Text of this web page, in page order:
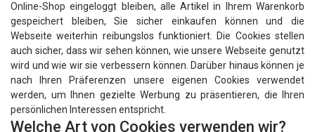
Online-Shop eingeloggt bleiben, alle Artikel in Ihrem Warenkorb
gespeichert bleiben, Sie sicher einkaufen können und die
Webseite weiterhin reibungslos funktioniert. Die Cookies stellen
auch sicher, dass wir sehen können, wie unsere Webseite genutzt
wird und wie wir sie verbessern können. Darüber hinaus können je
nach Ihren Präferenzen unsere eigenen Cookies verwendet
werden, um Ihnen gezielte Werbung zu präsentieren, die Ihren
persönlichen Interessen entspricht.
Welche Art von Cookies verwenden wir?